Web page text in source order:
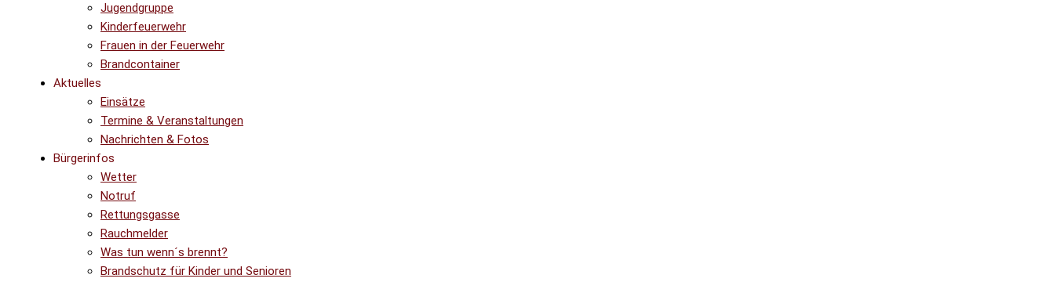
Jugendgruppe
Kinderfeuerwehr
Frauen in der Feuerwehr
Brandcontainer
Aktuelles
Einsätze
Termine & Veranstaltungen
Nachrichten & Fotos
Bürgerinfos
Wetter
Notruf
Rettungsgasse
Rauchmelder
Was tun wenn´s brennt?
Brandschutz für Kinder und Senioren